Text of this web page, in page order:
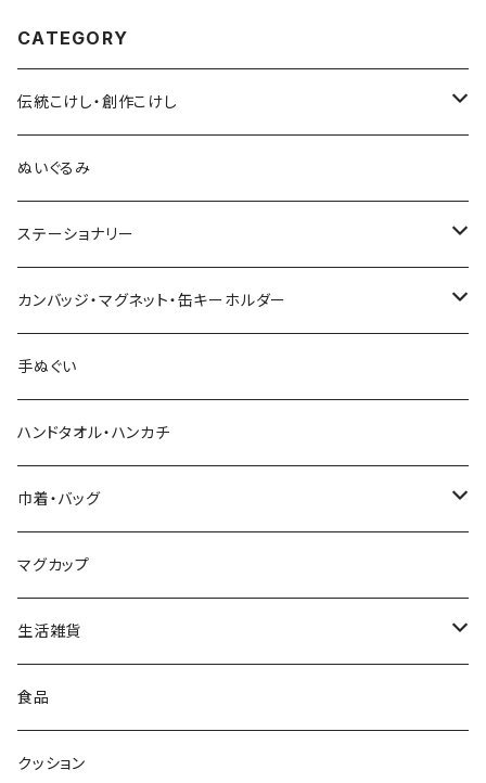
CATEGORY
伝統こけし・創作こけし
木村敦工人（弥治郎系）
池内潮音工人（弥治郎系）
上田康友工人（弥治郎系）
新山真由美工人（弥治郎系）
新山吉紀工人（弥治郎系）
星定良工人（弥治郎系）
平賀輝幸工人（作並系）
早坂政弘工人（遠刈田系）
仙台弁こけしのこけし
やじろうちゃん
ぬいぐるみ
ステーショナリー
アクリルキーホルダー
シール
ポストカード
付箋（ふせん）
スタンプ
ステッカー
マスキングテープ
ノート
カンバッジ・マグネット・缶キーホルダー
バッジ
マグネット
手ぬぐい
ハンドタオル・ハンカチ
巾着・バッグ
エコバッグ
ポーチ
マグカップ
生活雑貨
スポンジ
フォトフレーム
食品
クッション